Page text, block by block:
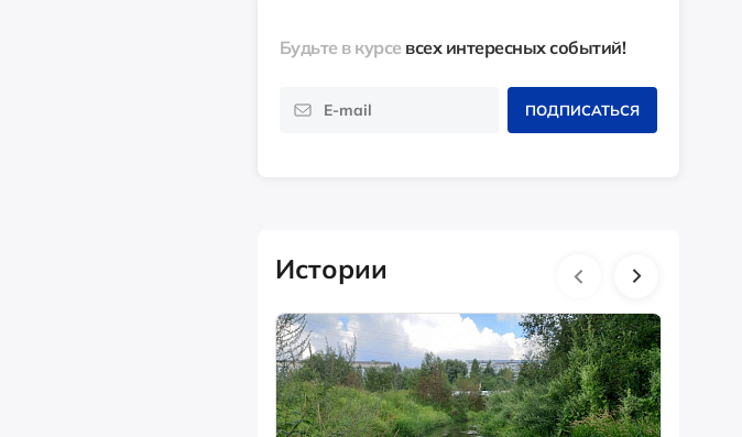
Будьте в курсе всех интересных событий!
ПОДПИСАТЬСЯ
Истории